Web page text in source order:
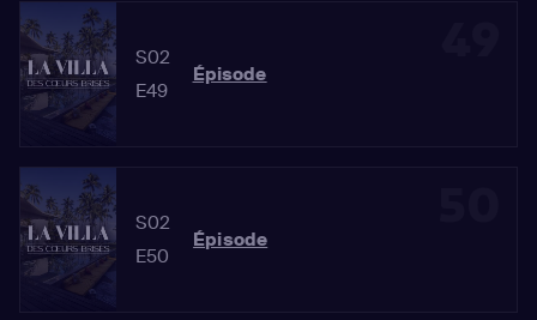
S02
E49
Épisode
S02
E50
Épisode